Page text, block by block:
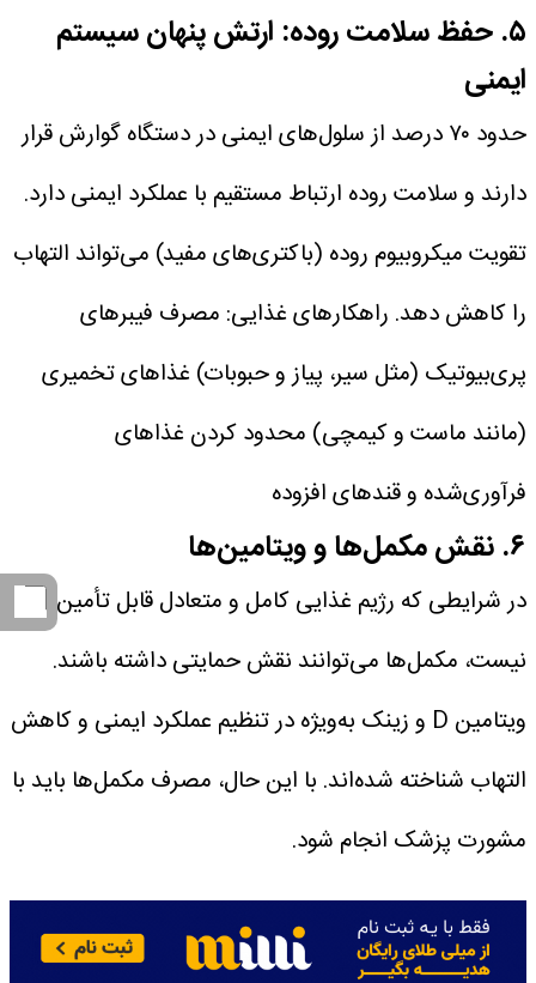
۵. حفظ سلامت روده: ارتش پنهان سیستم
ایمنی
حدود ۷۰ درصد از سلول‌های ایمنی در دستگاه گوارش قرار
دارند و سلامت روده ارتباط مستقیم با عملکرد ایمنی دارد.
تقویت میکروبیوم روده (باکتری‌های مفید) می‌تواند التهاب
را کاهش دهد. راهکار‌های غذایی: مصرف فیبر‌های
پری‌بیوتیک (مثل سیر، پیاز و حبوبات) غذا‌های تخمیری
(مانند ماست و کیمچی) محدود کردن غذا‌های
فرآوری‌شده و قند‌های افزوده
۶. نقش مکمل‌ها و ویتامین‌ها
در شرایطی که رژیم غذایی کامل و متعادل قابل تأمین
نیست، مکمل‌ها می‌توانند نقش حمایتی داشته باشند.
ویتامین D و زینک به‌ویژه در تنظیم عملکرد ایمنی و کاهش
التهاب شناخته شده‌اند. با این حال، مصرف مکمل‌ها باید با
مشورت پزشک انجام شود.